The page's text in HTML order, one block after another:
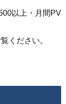
以上・月間PV
ください。